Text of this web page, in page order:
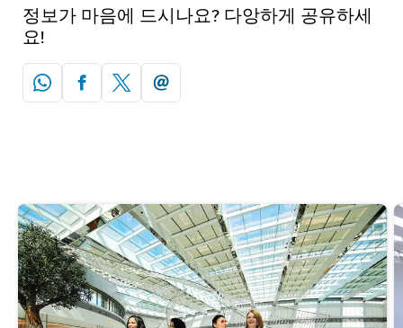
정보가 마음에 드시나요? 다앙하게 공유하세
요!